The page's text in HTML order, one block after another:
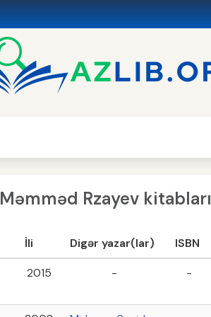
Məmməd Rzayev kitabları
İli Digər yazar(lar) ISBN
2015 - -